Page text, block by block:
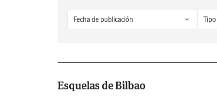
Esquelas de Bilbao